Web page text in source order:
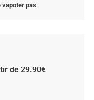
vapoter pas
de 29.90€